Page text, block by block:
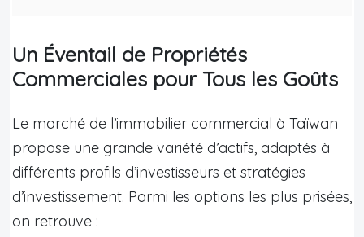
Un Éventail de Propriétés
Commerciales pour Tous les Goûts
Le marché de l’immobilier commercial à Taïwan
propose une grande variété d’actifs, adaptés à
différents profils d’investisseurs et stratégies
d’investissement. Parmi les options les plus prisées,
on retrouve :